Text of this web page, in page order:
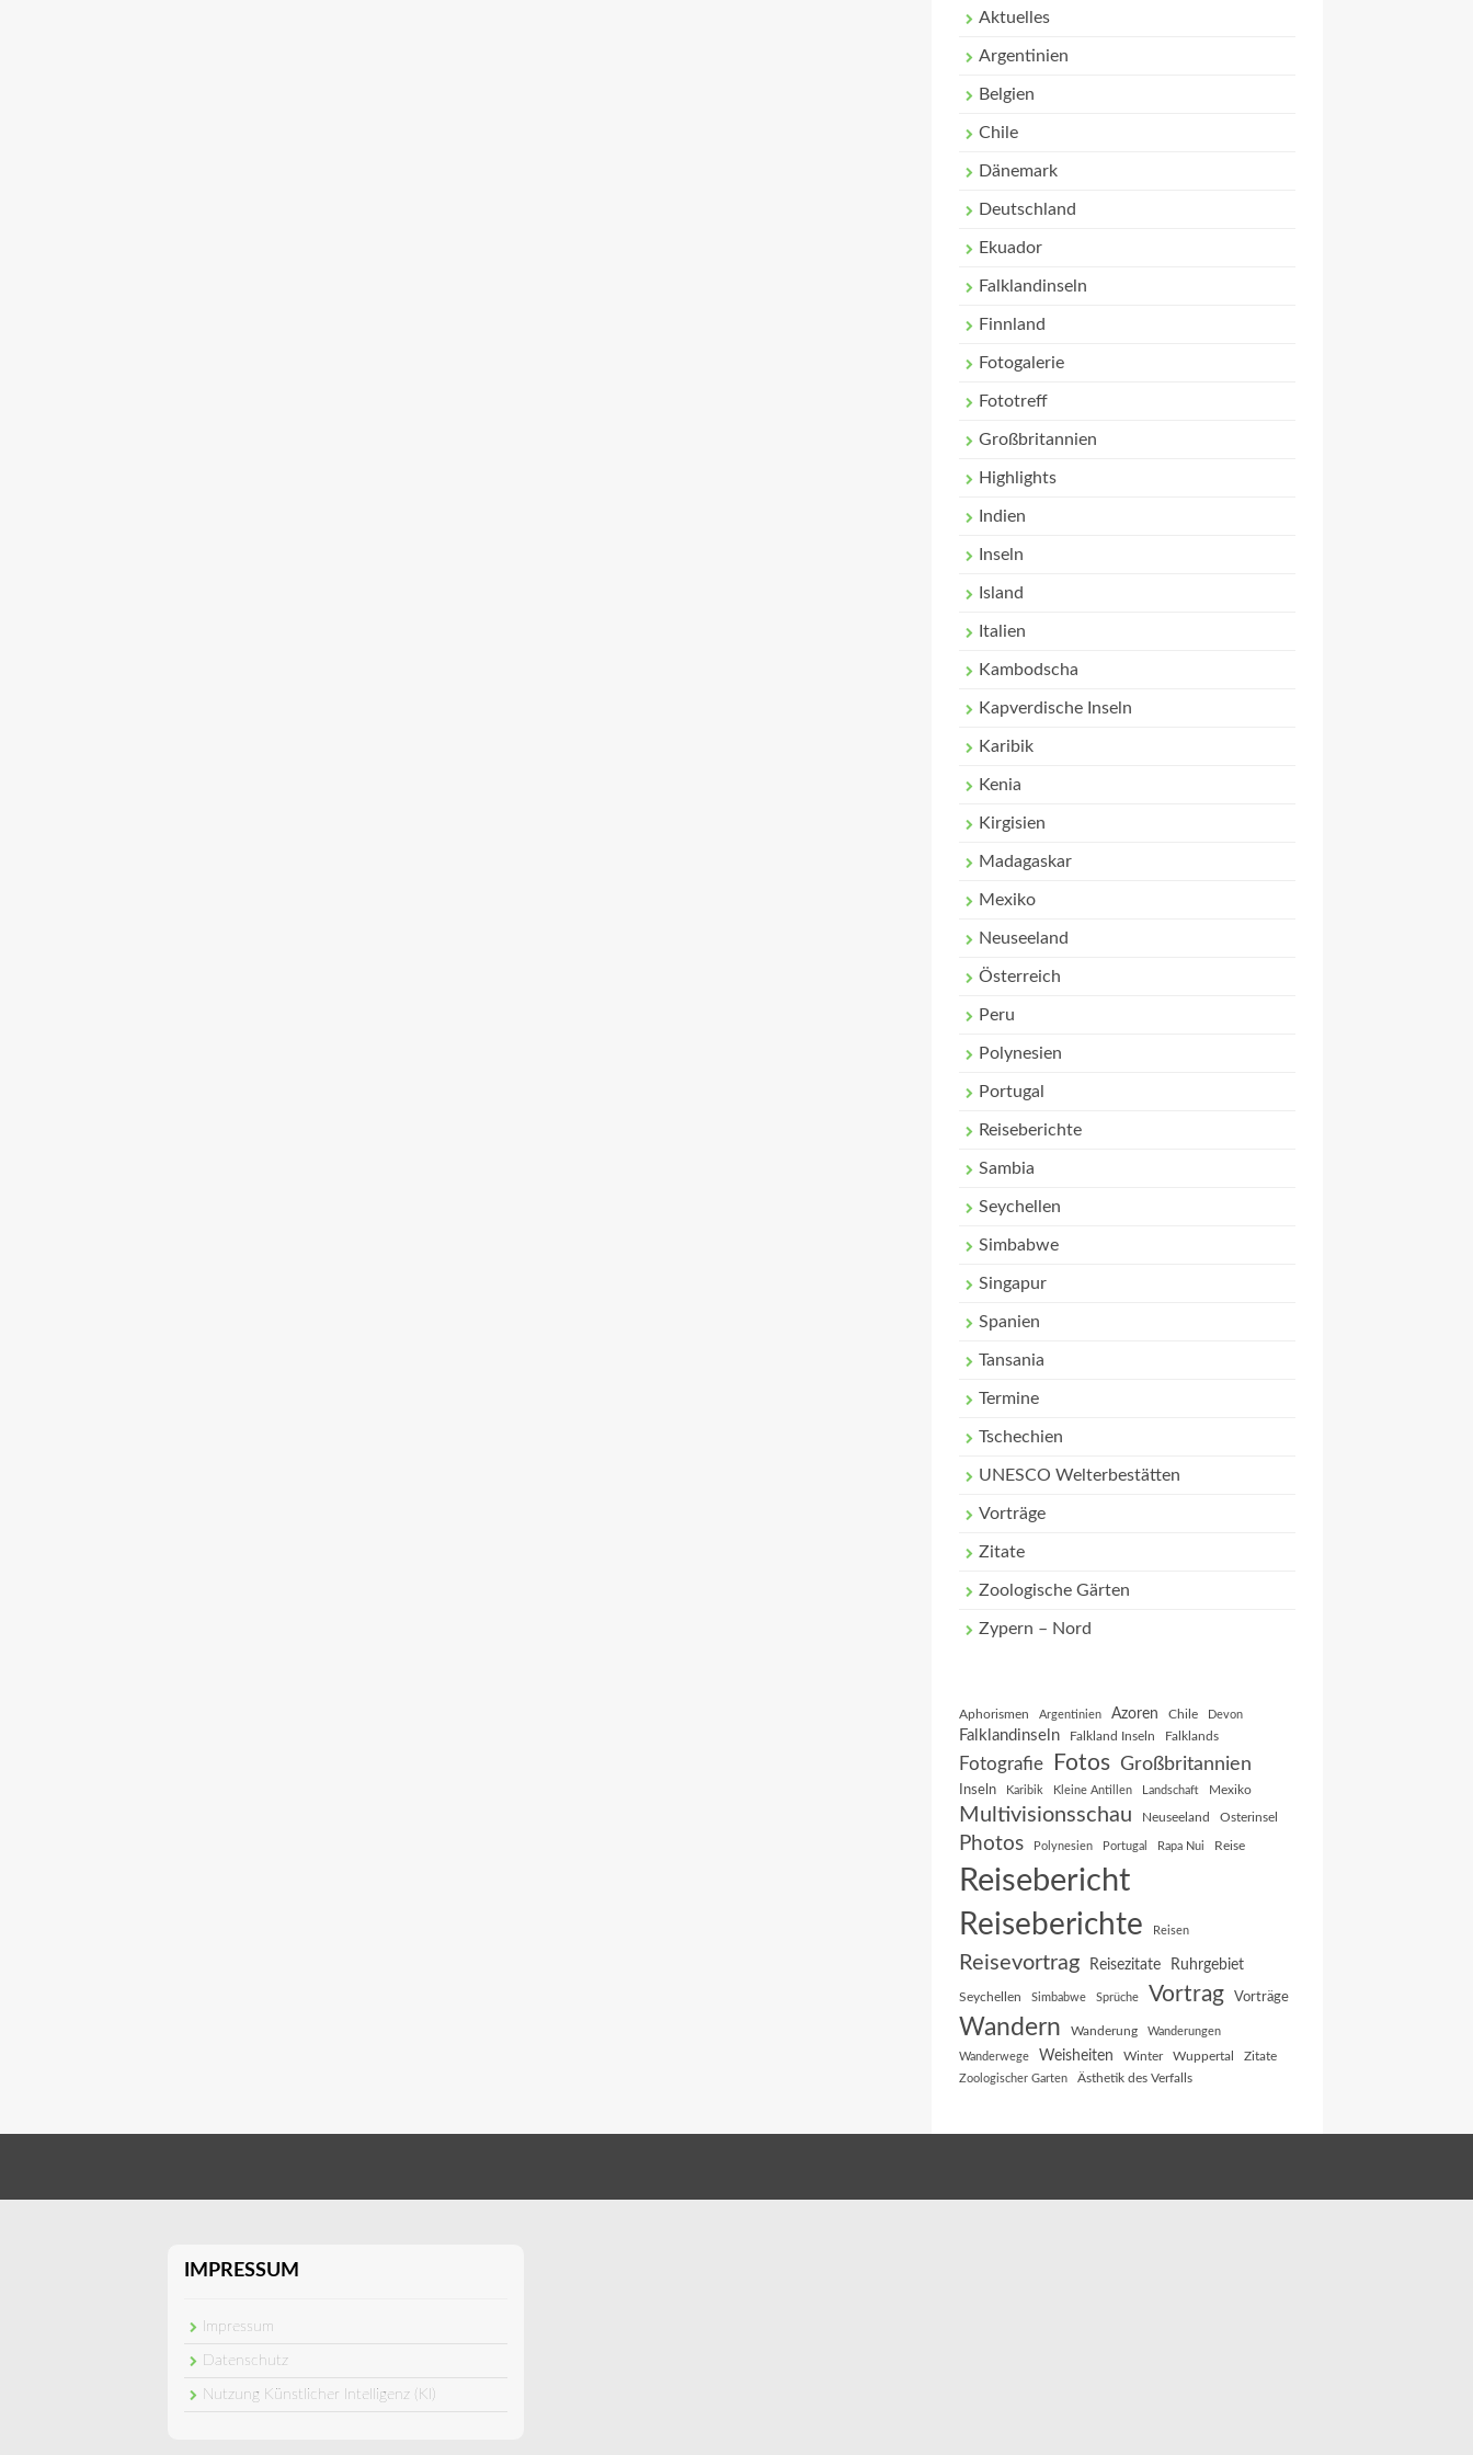
Aktuelles
Argentinien
Belgien
Chile
Dänemark
Deutschland
Ekuador
Falklandinseln
Finnland
Fotogalerie
Fototreff
Großbritannien
Highlights
Indien
Inseln
Island
Italien
Kambodscha
Kapverdische Inseln
Karibik
Kenia
Kirgisien
Madagaskar
Mexiko
Neuseeland
Österreich
Peru
Polynesien
Portugal
Reiseberichte
Sambia
Seychellen
Simbabwe
Singapur
Spanien
Tansania
Termine
Tschechien
UNESCO Welterbestätten
Vorträge
Zitate
Zoologische Gärten
Zypern – Nord
Aphorismen Argentinien Azoren Chile Devon
Falklandinseln Falkland Inseln Falklands
Fotografie Fotos Großbritannien
Inseln Karibik Kleine Antillen Landschaft Mexiko
Multivisionsschau Neuseeland Osterinsel
Photos Polynesien Portugal Rapa Nui Reise
Reisebericht
Reiseberichte Reisen
Reisevortrag Reisezitate Ruhrgebiet
Seychellen Simbabwe Sprüche Vortrag Vorträge
Wandern Wanderung Wanderungen
Wanderwege Weisheiten Winter Wuppertal Zitate
Zoologischer Garten Ästhetik des Verfalls
IMPRESSUM
Impressum
Datenschutz
Nutzung Künstlicher Intelligenz (KI)